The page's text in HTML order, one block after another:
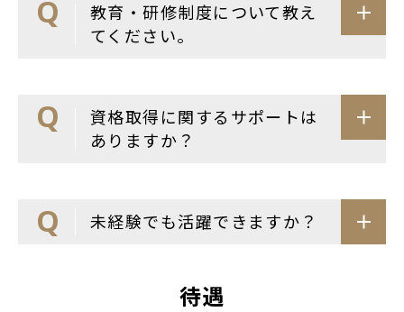
教育・研修制度について教え
てください。
資格取得に関するサポートは
ありますか？
未経験でも活躍できますか？
待遇